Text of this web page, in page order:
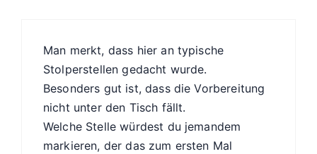
Man merkt, dass hier an typische
Stolperstellen gedacht wurde.
Besonders gut ist, dass die Vorbereitung
nicht unter den Tisch fällt.
Welche Stelle würdest du jemandem
markieren, der das zum ersten Mal